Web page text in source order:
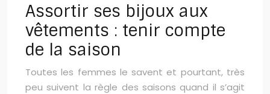
Assortir ses bijoux aux
vêtements : tenir compte
de la saison
Toutes les femmes le savent et pourtant, très
peu suivent la règle des saisons quand il s’agit